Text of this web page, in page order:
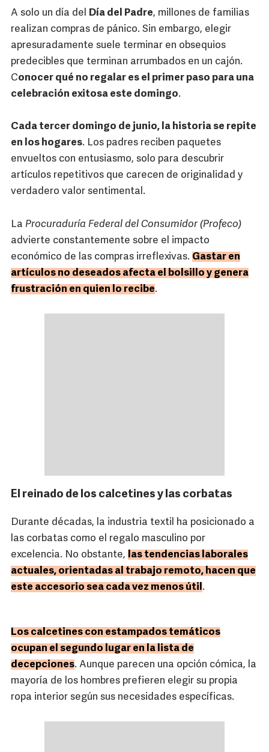
A solo un día del Día del Padre, millones de familias
realizan compras de pánico. Sin embargo, elegir
apresuradamente suele terminar en obsequios
predecibles que terminan arrumbados en un cajón.
Conocer qué no regalar es el primer paso para una
celebración exitosa este domingo.
Cada tercer domingo de junio, la historia se repite
en los hogares. Los padres reciben paquetes
envueltos con entusiasmo, solo para descubrir
artículos repetitivos que carecen de originalidad y
verdadero valor sentimental.
La Procuraduría Federal del Consumidor (Profeco)
advierte constantemente sobre el impacto
económico de las compras irreflexivas. Gastar en
artículos no deseados afecta el bolsillo y genera
frustración en quien lo recibe.
El reinado de los calcetines y las corbatas
Durante décadas, la industria textil ha posicionado a
las corbatas como el regalo masculino por
excelencia. No obstante, las tendencias laborales
actuales, orientadas al trabajo remoto, hacen que
este accesorio sea cada vez menos útil.
Los calcetines con estampados temáticos
ocupan el segundo lugar en la lista de
decepciones. Aunque parecen una opción cómica, la
mayoría de los hombres prefieren elegir su propia
ropa interior según sus necesidades específicas.